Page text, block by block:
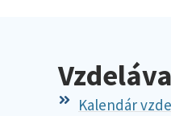
Kalendár